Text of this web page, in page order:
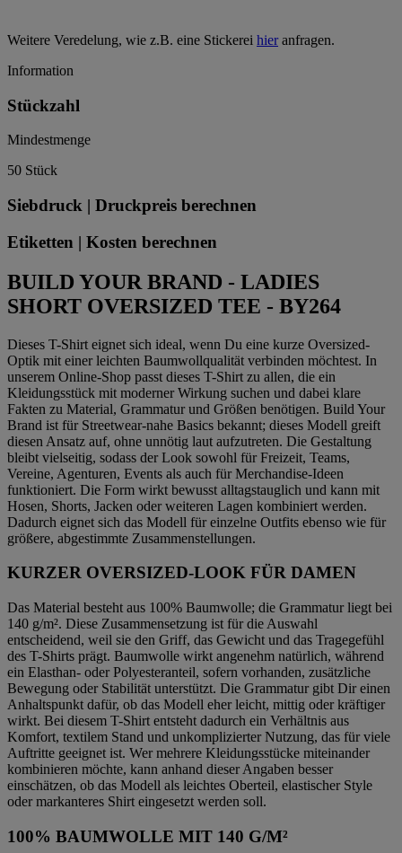
Weitere Veredelung, wie z.B. eine Stickerei hieranfragen.
Information
Stückzahl
Mindestmenge
50 Stück
Siebdruck | Druckpreis berechnen
Etiketten | Kosten berechnen
BUILD YOUR BRAND - LADIES
SHORT OVERSIZED TEE - BY264
Dieses T-Shirt eignet sich ideal, wenn Du eine kurze Oversized-
Optik mit einer leichten Baumwollqualität verbinden möchtest. In
unserem Online-Shop passt dieses T-Shirt zu allen, die ein
Kleidungsstück mit moderner Wirkung suchen und dabei klare
Fakten zu Material, Grammatur und Größen benötigen. Build Your
Brand ist für Streetwear-nahe Basics bekannt; dieses Modell greift
diesen Ansatz auf, ohne unnötig laut aufzutreten. Die Gestaltung
bleibt vielseitig, sodass der Look sowohl für Freizeit, Teams,
Vereine, Agenturen, Events als auch für Merchandise-Ideen
funktioniert. Die Form wirkt bewusst alltagstauglich und kann mit
Hosen, Shorts, Jacken oder weiteren Lagen kombiniert werden.
Dadurch eignet sich das Modell für einzelne Outfits ebenso wie für
größere, abgestimmte Zusammenstellungen.
KURZER OVERSIZED-LOOK FÜR DAMEN
Das Material besteht aus 100% Baumwolle; die Grammatur liegt bei
140 g/m². Diese Zusammensetzung ist für die Auswahl
entscheidend, weil sie den Griff, das Gewicht und das Tragegefühl
des T-Shirts prägt. Baumwolle wirkt angenehm natürlich, während
ein Elasthan- oder Polyesteranteil, sofern vorhanden, zusätzliche
Bewegung oder Stabilität unterstützt. Die Grammatur gibt Dir einen
Anhaltspunkt dafür, ob das Modell eher leicht, mittig oder kräftiger
wirkt. Bei diesem T-Shirt entsteht dadurch ein Verhältnis aus
Komfort, textilem Stand und unkomplizierter Nutzung, das für viele
Auftritte geeignet ist. Wer mehrere Kleidungsstücke miteinander
kombinieren möchte, kann anhand dieser Angaben besser
einschätzen, ob das Modell als leichtes Oberteil, elastischer Style
oder markanteres Shirt eingesetzt werden soll.
100% BAUMWOLLE MIT 140 G/M²